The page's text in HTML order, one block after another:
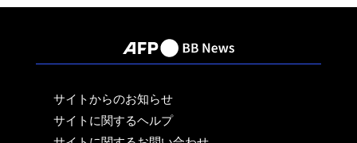
サイトからのお知らせ
サイトに関するヘルプ